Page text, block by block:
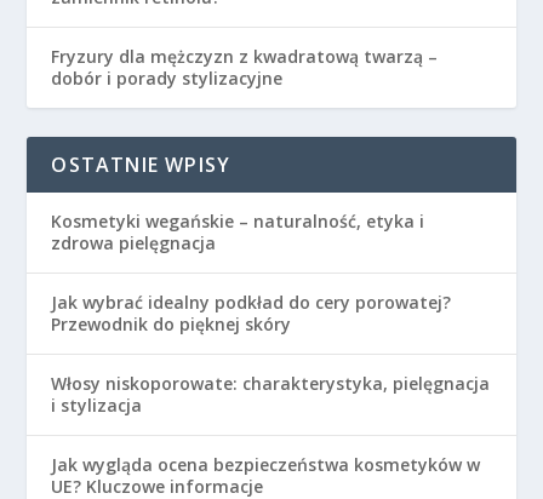
Fryzury dla mężczyzn z kwadratową twarzą –
dobór i porady stylizacyjne
OSTATNIE WPISY
Kosmetyki wegańskie – naturalność, etyka i
zdrowa pielęgnacja
Jak wybrać idealny podkład do cery porowatej?
Przewodnik do pięknej skóry
Włosy niskoporowate: charakterystyka, pielęgnacja
i stylizacja
Jak wygląda ocena bezpieczeństwa kosmetyków w
UE? Kluczowe informacje